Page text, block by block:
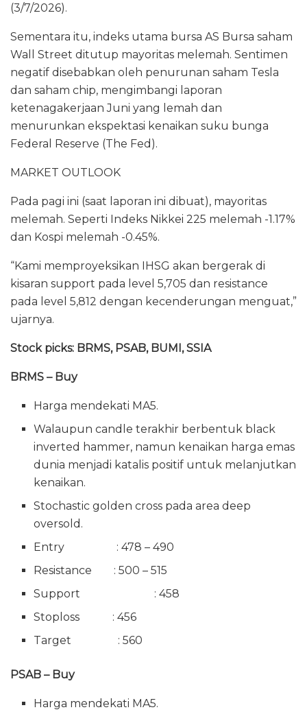
(3/7/2026).
Sementara itu, indeks utama bursa AS Bursa saham
Wall Street ditutup mayoritas melemah. Sentimen
negatif disebabkan oleh penurunan saham Tesla
dan saham chip, mengimbangi laporan
ketenagakerjaan Juni yang lemah dan
menurunkan ekspektasi kenaikan suku bunga
Federal Reserve (The Fed).
MARKET OUTLOOK
Pada pagi ini (saat laporan ini dibuat), mayoritas
melemah. Seperti Indeks Nikkei 225 melemah -1.17%
dan Kospi melemah -0.45%.
“Kami memproyeksikan IHSG akan bergerak di
kisaran support pada level 5,705 dan resistance
pada level 5,812 dengan kecenderungan menguat,”
ujarnya.
Stock picks: BRMS, PSAB, BUMI, SSIA
BRMS – Buy
Harga mendekati MA5.
Walaupun candle terakhir berbentuk black
inverted hammer, namun kenaikan harga emas
dunia menjadi katalis positif untuk melanjutkan
kenaikan.
Stochastic golden cross pada area deep
oversold.
Entry : 478 – 490
Resistance : 500 – 515
Support : 458
Stoploss : 456
Target : 560
PSAB – Buy
Harga mendekati MA5.